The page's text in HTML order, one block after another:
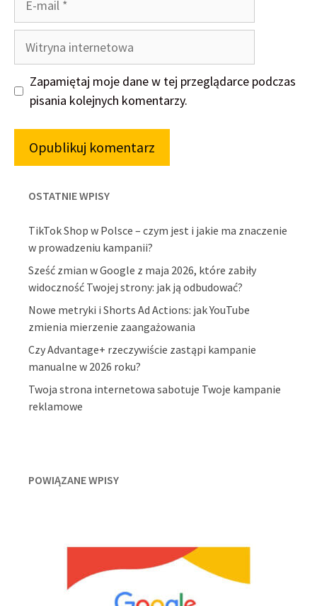
Witryna
internetowa
Zapamiętaj moje dane w tej przeglądarce podczas
pisania kolejnych komentarzy.
OSTATNIE WPISY
TikTok Shop w Polsce – czym jest i jakie ma znaczenie
w prowadzeniu kampanii?
Sześć zmian w Google z maja 2026, które zabiły
widoczność Twojej strony: jak ją odbudować?
Nowe metryki i Shorts Ad Actions: jak YouTube
zmienia mierzenie zaangażowania
Czy Advantage+ rzeczywiście zastąpi kampanie
manualne w 2026 roku?
Twoja strona internetowa sabotuje Twoje kampanie
reklamowe
POWIĄZANE WPISY